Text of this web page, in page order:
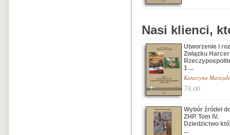
Nasi klienci,
Utworzenie i
Związku
1 ...
Katarzyna
78.00
Wybór źródeł
ZHP. Tom IV.
Dziedzictwo
...